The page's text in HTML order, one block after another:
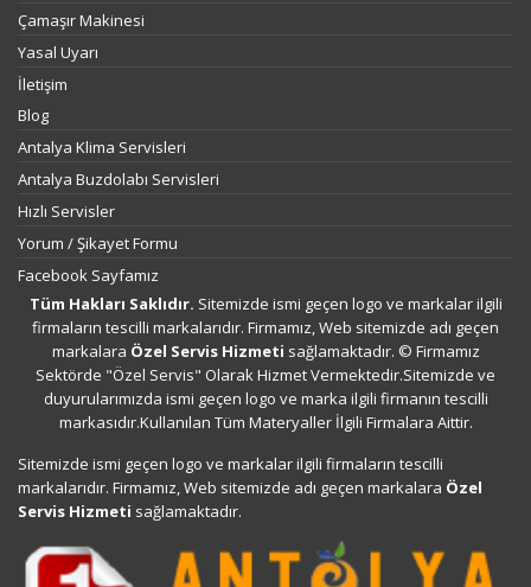
Çamaşır Makinesi
Yasal Uyarı
İletişim
Blog
Antalya Klima Servisleri
Antalya Buzdolabı Servisleri
Hızlı Servisler
Yorum / Şikayet Formu
Facebook Sayfamız
Tüm Hakları Saklıdır. Sitemizde ismi geçen logo ve markalar ilgili
firmaların tescilli markalarıdır. Firmamız, Web sitemizde adı geçen
markalara Özel Servis Hizmeti sağlamaktadır. © Firmamız
Sektörde "Özel Servis" Olarak Hizmet Vermektedir.Sitemizde ve
duyurularımızda ismi geçen logo ve marka ilgili firmanın tescilli
markasıdır.Kullanılan Tüm Materyaller İlgili Firmalara Aittir.
Sitemizde ismi geçen logo ve markalar ilgili firmaların tescilli
markalarıdır. Firmamız, Web sitemizde adı geçen markalara Özel
Servis Hizmeti sağlamaktadır.